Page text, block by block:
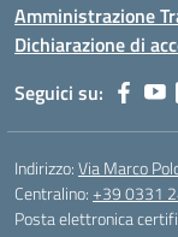
Amministrazione
Dichiarazione di
Seguici su:
Indirizzo:Via Marco
Centralino:+39 0331
Posta elettronica